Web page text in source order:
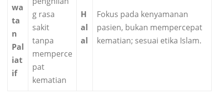
wa
ta
n
Pal
iat
if
g rasa
sakit
tanpa
memperce
pat
kematian
H
al
al
Fokus pada kenyamanan
pasien, bukan mempercepat
kematian; sesuai etika Islam.